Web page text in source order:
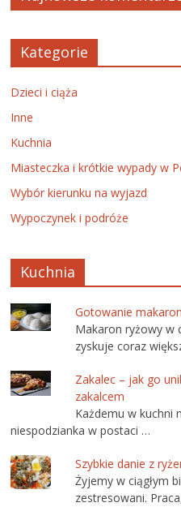
Kategorie
Dzieci i ciąża
Inne
Kuchnia
Miasteczka i krótkie wypady w
Wybór kierunku na wyjazd
Wypoczynek i podróże
Kuchnia
Gotowanie
Makaron ryżowy w
zyskuje coraz
Zakalec – jak go
zakalcem
Każdemu w kuchni
niespodzianka w postaci …
Szybkie danie z
Żyjemy w ciągłym
zestresowani.